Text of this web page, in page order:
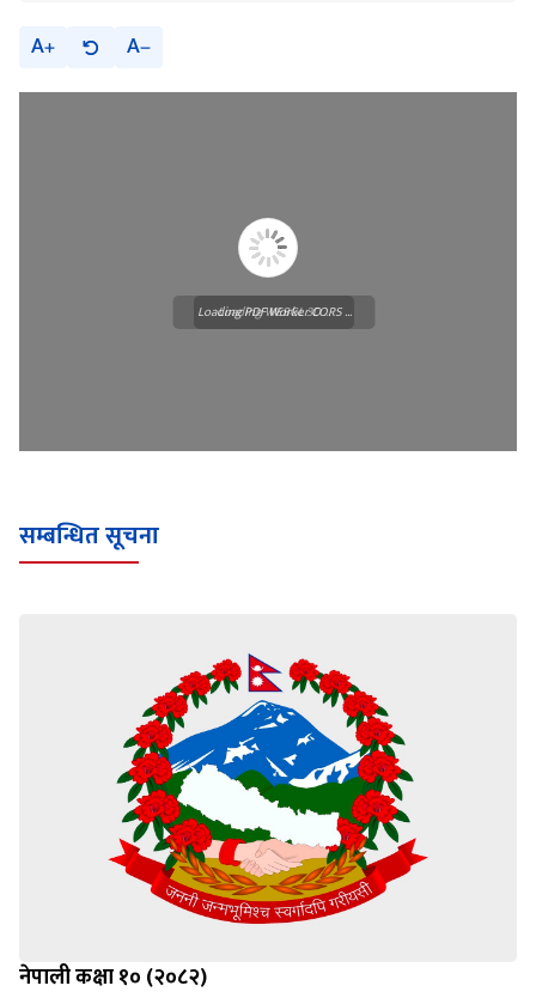
A A
Loading WEBGL 3D ...
Loading PDF Worker CORS ...
सम्बन्धित सूचना
नेपाली कक्षा १० (२०८२)